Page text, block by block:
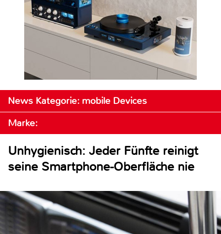
News Kategorie: mobile Devices
Marke:
Unhygienisch: Jeder Fünfte reinigt
seine Smartphone-Oberfläche nie